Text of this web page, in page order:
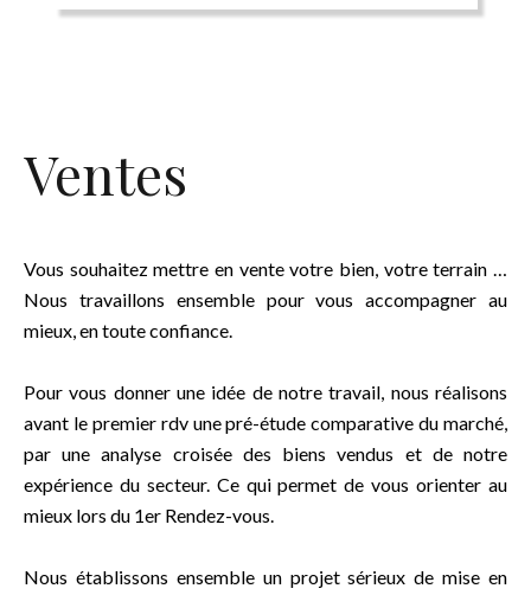
Ventes
Vous souhaitez mettre en vente votre bien, votre terrain …
Nous travaillons ensemble pour vous accompagner au
mieux, en toute confiance.
Pour vous donner une idée de notre travail, nous réalisons
avant le premier rdv une pré-étude comparative du marché,
par une analyse croisée des biens vendus et de notre
expérience du secteur. Ce qui permet de vous orienter au
mieux lors du 1er Rendez-vous.
Nous établissons ensemble un projet sérieux de mise en